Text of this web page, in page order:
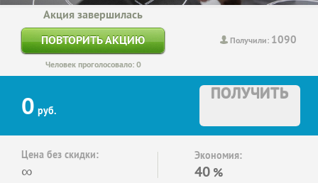
Получили: 1090
Акция завершилась
ПОВТОРИТЬ АКЦИЮ
Человек проголосовало: 0
0 руб.
ПОЛУЧИТЬ
Цена без скидки:
∞
Экономия:
40 %